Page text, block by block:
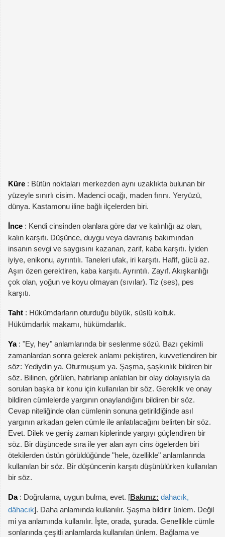
Küre : Bütün noktaları merkezden aynı uzaklıkta bulunan bir
yüzeyle sınırlı cisim. Madenci ocağı, maden fırını. Yeryüzü,
dünya. Kastamonu iline bağlı ilçelerden biri.
İnce : Kendi cinsinden olanlara göre dar ve kalınlığı az olan,
kalın karşıtı. Düşünce, duygu veya davranış bakımından
insanın sevgi ve saygısını kazanan, zarif, kaba karşıtı. İyiden
iyiye, enikonu, ayrıntılı. Taneleri ufak, iri karşıtı. Hafif, gücü az.
Aşırı özen gerektiren, kaba karşıtı. Ayrıntılı. Zayıf. Akışkanlığı
çok olan, yoğun ve koyu olmayan (sıvılar). Tiz (ses), pes
karşıtı.
Taht : Hükümdarların oturduğu büyük, süslü koltuk.
Hükümdarlık makamı, hükümdarlık.
Ya: "Ey, hey" anlamlarında bir seslenme sözü. Bazı çekimli
zamanlardan sonra gelerek anlamı pekiştiren, kuvvetlendiren bir
söz: Yediydin ya. Oturmuşum ya. Şaşma, şaşkınlık bildiren bir
söz. Bilinen, görülen, hatırlanıp anlatılan bir olay dolayısıyla da
sorulan başka bir konu için kullanılan bir söz. Gereklik ve onay
bildiren cümlelerde yargının onaylandığını bildiren bir söz.
Cevap niteliğinde olan cümlenin sonuna getirildiğinde asıl
yargının arkadan gelen cümle ile anlatılacağını belirten bir söz.
Evet. Dilek ve geniş zaman kiplerinde yargıyı güçlendiren bir
söz. Bir düşüncede sıra ile yer alan ayrı cins ögelerden biri
ötekilerden üstün görüldüğünde "hele, özellikle" anlamlarında
kullanılan bir söz. Bir düşüncenin karşıtı düşünülürken kullanılan
bir söz.
Da: Doğrulama, uygun bulma, evet. [Bakınız: dahacık,
dâhacık]. Daha anlamında kullanılır. Şaşma bildirir ünlem. Değil
mi ya anlamında kullanılır. İşte, orada, şurada. Genellikle cümle
sonlarında çeşitli anlamlarda kullanılan ünlem. Bağlama ve